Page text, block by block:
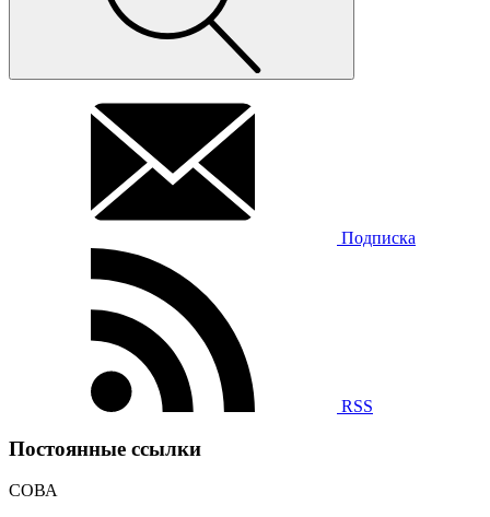
Подписка
RSS
Постоянные ссылки
СОВА